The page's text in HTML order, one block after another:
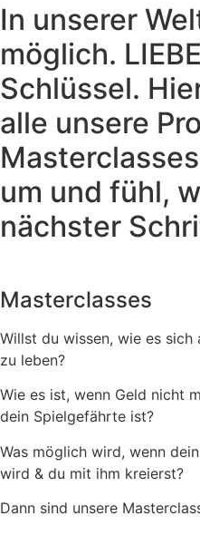
In unserer
möglich.
Schlüssel.
alle unsere
um und fühl,
nächster
Masterclasses
Willst du wissen, wie es
zu leben?
Wie es ist, wenn Geld nicht
dein Spielgefährte ist?
Was möglich wird, wenn
wird & du mit ihm kreierst?
Dann sind unsere